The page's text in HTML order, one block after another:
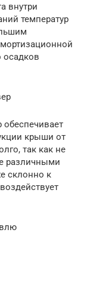
внутри
температур
осадков
обеспечивает
крыши от
так как не
различными
склонно к